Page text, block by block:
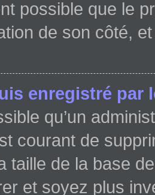
possible que le
de son côté,
enregistré par
qu’un
courant de
taille de la base
et soyez plus